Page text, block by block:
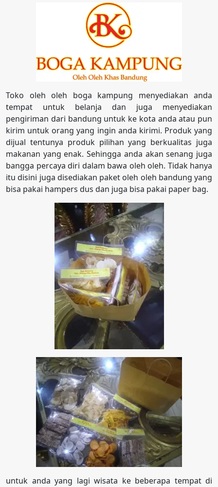
Toko oleh oleh boga kampung menyediakan anda
tempat untuk belanja dan juga menyediakan
pengiriman dari bandung untuk ke kota anda atau pun
kirim untuk orang yang ingin anda kirimi. Produk yang
dijual tentunya produk pilihan yang berkualitas juga
makanan yang enak. Sehingga anda akan senang juga
bangga percaya diri dalam bawa oleh oleh. Tidak hanya
itu disini juga disediakan paket oleh oleh bandung yang
bisa pakai hampers dus dan juga bisa pakai paper bag.
untuk anda yang lagi wisata ke beberapa tempat di